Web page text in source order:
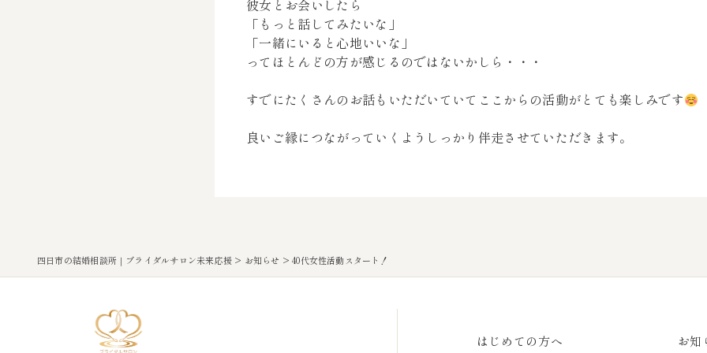
彼女とお会いしたら
「もっと話してみたいな」
「一緒にいると心地いいな」
ってほとんどの方が感じるのではないかしら・・・
すでにたくさんのお話もいただいていてここからの活動がとても楽しみです
良いご縁につながっていくようしっかり伴走させていただきます。
四日市の結婚相談所｜ブライダルサロン未来応援> お知らせ >40代女性活動スタート！
はじめての方へ お知